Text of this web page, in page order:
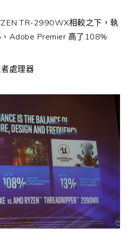
TR-2990WX相較之下，執
Adobe Premier 高了108%
處理器